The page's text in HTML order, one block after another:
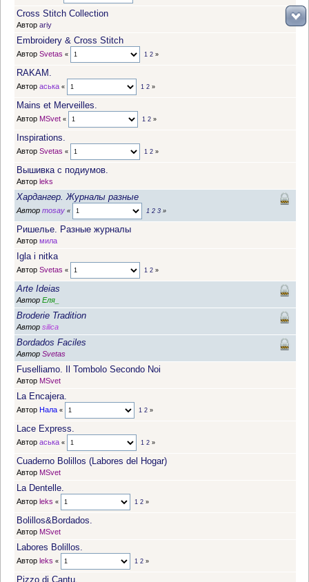
Cross Stitch Collection
Автор ariy
Embroidery & Cross Stitch
Автор Svetas « 1 2»
RAKAM.
Автор аська « 1 2»
Mains et Merveilles.
Автор MSvet « 1 2»
Inspirations.
Автор Svetas « 1 2»
Вышивка с подиумов.
Автор leks
Хардангер. Журналы разные
Автор mosay « 1 2 3»
Ришелье. Разные журналы
Автор мила
Igla i nitka
Автор Svetas « 1 2»
Arte Ideias
Автор Еля_
Broderie Tradition
Автор silica
Bordados Faciles
Автор Svetas
Fuselliamo. Il Tombolo Secondo Noi
Автор MSvet
La Encajera.
Автор Нала « 1 2»
Lace Express.
Автор аська « 1 2»
Cuaderno Bolillos (Labores del Hogar)
Автор MSvet
La Dentelle.
Автор leks « 1 2»
Bolillos&Bordados.
Автор MSvet
Labores Bolillos.
Автор leks « 1 2»
Pizzo di Cantu.